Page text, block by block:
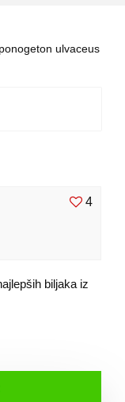
ulvaceus
4
biljaka iz